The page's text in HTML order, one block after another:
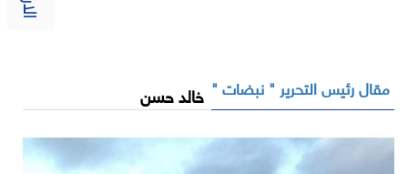
مقال رئيس التحرير " نبضات " خالد حسن